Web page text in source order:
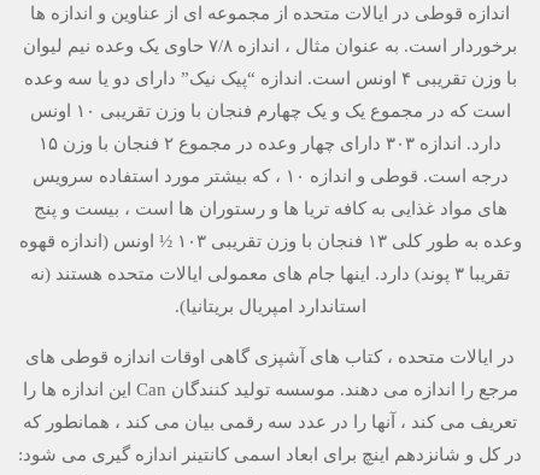
اندازه قوطی در ایالات متحده از مجموعه ای از عناوین و اندازه ها
برخوردار است. به عنوان مثال ، اندازه ۷/۸ حاوی یک وعده نیم لیوان
با وزن تقریبی ۴ اونس است. اندازه “پیک نیک” دارای دو یا سه وعده
است که در مجموع یک و یک چهارم فنجان با وزن تقریبی ۱۰ اونس
دارد. اندازه ۳۰۳ دارای چهار وعده در مجموع ۲ فنجان با وزن ۱۵
درجه است. قوطی و اندازه ۱۰ ، که بیشتر مورد استفاده سرویس
های مواد غذایی به کافه تریا ها و رستوران ها است ، بیست و پنج
وعده به طور کلی ۱۳ فنجان با وزن تقریبی ۱۰۳ ½ اونس (اندازه قهوه
تقریبا ۳ پوند) دارد. اینها جام های معمولی ایالات متحده هستند (نه
استاندارد امپریال بریتانیا).
در ایالات متحده ، کتاب های آشپزی گاهی اوقات اندازه قوطی های
مرجع را اندازه می دهند. موسسه تولید کنندگان Can این اندازه ها را
تعریف می کند ، آنها را در عدد سه رقمی بیان می کند ، همانطور که
در کل و شانزدهم اینچ برای ابعاد اسمی کانتینر اندازه گیری می شود: